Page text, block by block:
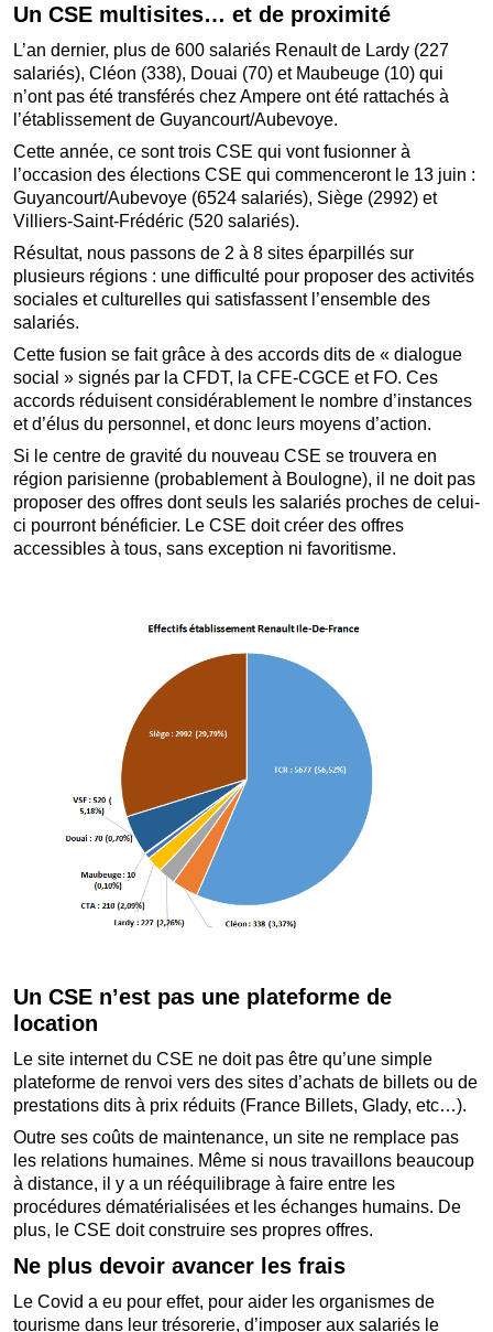
Un CSE multisites… et de proximité
L’an dernier, plus de 600 salariés Renault de Lardy (227
salariés), Cléon (338), Douai (70) et Maubeuge (10) qui
n’ont pas été transférés chez Ampere ont été rattachés à
l’établissement de Guyancourt/Aubevoye.
Cette année, ce sont trois CSE qui vont fusionner à
l’occasion des élections CSE qui commenceront le 13 juin :
Guyancourt/Aubevoye (6524 salariés), Siège (2992) et
Villiers-Saint-Frédéric (520 salariés).
Résultat, nous passons de 2 à 8 sites éparpillés sur
plusieurs régions : une difficulté pour proposer des activités
sociales et culturelles qui satisfassent l’ensemble des
salariés.
Cette fusion se fait grâce à des accords dits de « dialogue
social » signés par la CFDT, la CFE-CGCE et FO. Ces
accords réduisent considérablement le nombre d’instances
et d’élus du personnel, et donc leurs moyens d’action.
Si le centre de gravité du nouveau CSE se trouvera en
région parisienne (probablement à Boulogne), il ne doit pas
proposer des offres dont seuls les salariés proches de celui-
ci pourront bénéficier. Le CSE doit créer des offres
accessibles à tous, sans exception ni favoritisme.
Un CSE n’est pas une plateforme de
location
Le site internet du CSE ne doit pas être qu’une simple
plateforme de renvoi vers des sites d’achats de billets ou de
prestations dits à prix réduits (France Billets, Glady, etc…).
Outre ses coûts de maintenance, un site ne remplace pas
les relations humaines. Même si nous travaillons beaucoup
à distance, il y a un rééquilibrage à faire entre les
procédures dématérialisées et les échanges humains. De
plus, le CSE doit construire ses propres offres.
Ne plus devoir avancer les frais
Le Covid a eu pour effet, pour aider les organismes de
tourisme dans leur trésorerie, d’imposer aux salariés le